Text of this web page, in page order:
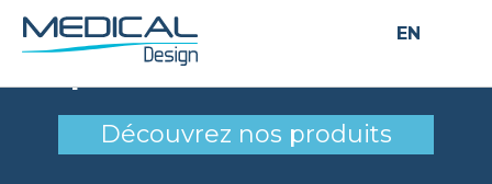
EN
panneaux de controle
Découvrez nos produits